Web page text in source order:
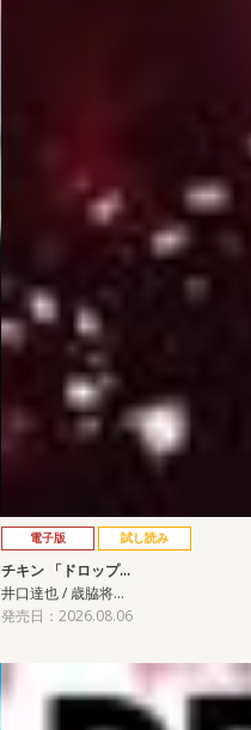
電子版 試し読み
チキン 「ドロップ…
井口達也 / 歳脇将…
発売日：2026.08.06